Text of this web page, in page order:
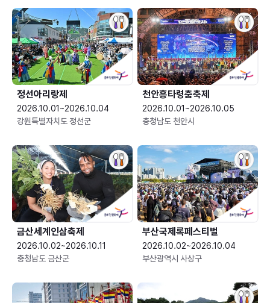
정선아리랑제
2026.10.01~2026.10.04
강원특별자치도 정선군
천안흥타령춤축제
2026.10.01~2026.10.05
충청남도 천안시
금산세계인삼축제
2026.10.02~2026.10.11
충청남도 금산군
부산국제록페스티벌
2026.10.02~2026.10.04
부산광역시 사상구